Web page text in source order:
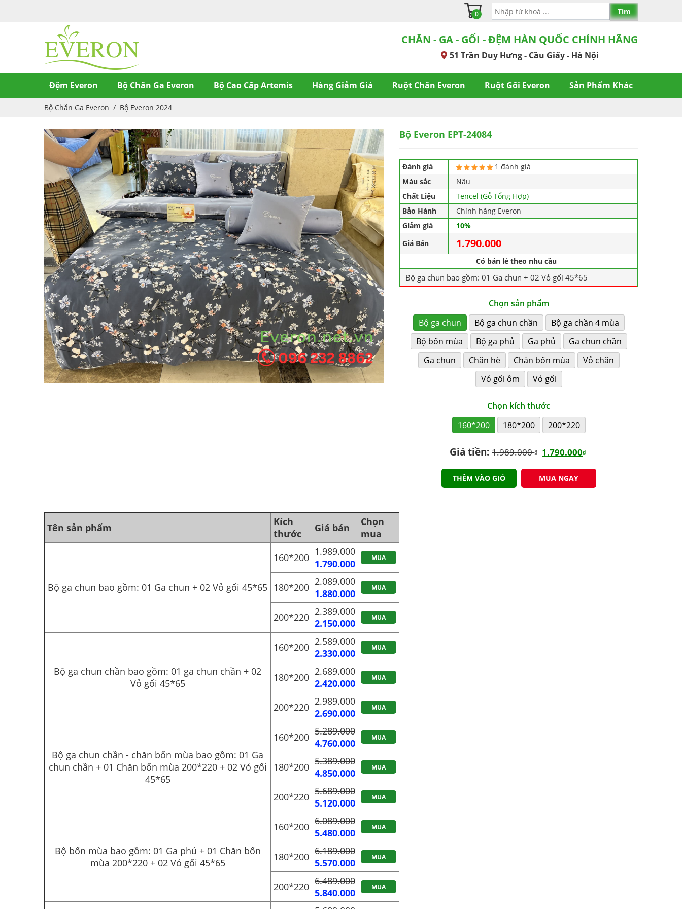
0
CHĂN - GA - GỐI - ĐỆM HÀN QUỐC CHÍNH HÃNG
51 Trần Duy Hưng - Cầu Giấy - Hà Nội
Đệm Everon Bộ Chăn Ga Everon Bộ Cao Cấp Artemis Hàng Giảm Giá Ruột Chăn Everon Ruột Gối Everon Sản Phẩm Khác
Bộ Chăn Ga Everon / Bộ Everon 2024
Bộ Everon EPT-24084
Đánh giá
1 đánh giá
Màu sắc
Nâu
Chất Liệu
Tencel (Gỗ Tổng Hợp)
Bảo Hành
Chính hãng Everon
Giảm giá
10%
Giá Bán
1.790.000
Có bán lẻ theo nhu cầu
Bộ ga chun bao gồm: 01 Ga chun + 02 Vỏ gối 45*65
Chọn sản phẩm
Bộ ga chun
Bộ ga chun chần
Bộ ga chần 4 mùa
Bộ bốn mùa
Bộ ga phủ Ga phủ
Ga chun chần
Ga chun
Chăn hè Chăn bốn mùa
Vỏ chăn
Vỏ gối ôm
Vỏ gối
Chọn kích thước
160*200
180*200 200*220
Giá tiền: 1.989.000₫ 1.790.000₫
THÊM VÀO GIỎ MUA NGAY
Tên sản phẩm
Kích
thước
Giá bán
Chọn
mua
Bộ ga chun bao gồm: 01 Ga chun + 02 Vỏ gối 45*65
160*200 1.989.000
1.790.000
MUA
180*200 2.089.000
1.880.000
MUA
200*220 2.389.000
2.150.000
MUA
Bộ ga chun chần bao gồm: 01 ga chun chần + 02
Vỏ gối 45*65
160*200 2.589.000
2.330.000
MUA
180*200 2.689.000
2.420.000
MUA
200*220 2.989.000
2.690.000
MUA
Bộ ga chun chần - chăn bốn mùa bao gồm: 01 Ga
chun chần + 01 Chăn bốn mùa 200*220 + 02 Vỏ gối
45*65
160*200 5.289.000
4.760.000
MUA
180*200 5.389.000
4.850.000
MUA
200*220 5.689.000
5.120.000
MUA
Bộ bốn mùa bao gồm: 01 Ga phủ + 01 Chăn bốn
mùa 200*220 + 02 Vỏ gối 45*65
160*200 6.089.000
5.480.000
MUA
180*200 6.189.000
5.570.000
MUA
200*220 6.489.000
5.840.000
MUA